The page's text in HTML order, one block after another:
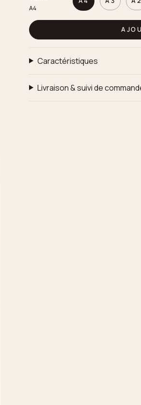
A4
Caractéristiques
Livraison & suivi de